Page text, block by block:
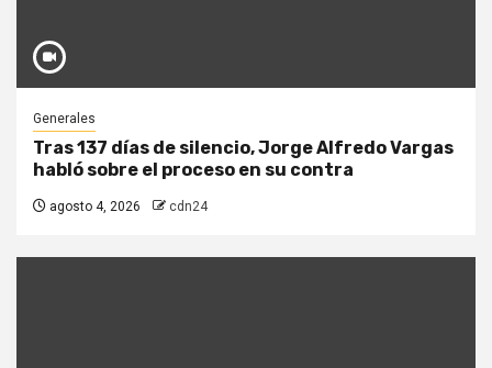
Generales
Tras 137 días de silencio, Jorge Alfredo Vargas
habló sobre el proceso en su contra
agosto 4, 2026 cdn24